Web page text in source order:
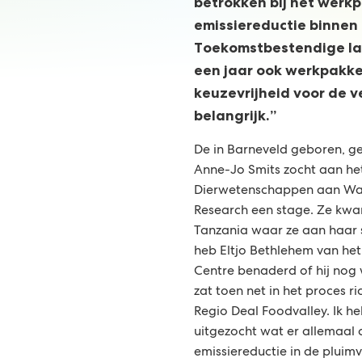
emissiereductie
Toekomstbestendige
een jaar ook
keuzevrijheid voor de
belangrijk.”
De in Barneveld geboren,
Anne-Jo Smits zocht aan
Dierwetenschappen aan
Research een stage. Ze
Tanzania waar ze aan
heb Eltjo Bethlehem van
Centre benaderd of hij nog
zat toen net in het proces
Regio Deal Foodvalley. Ik
uitgezocht wat er allemaal
emissiereductie in de